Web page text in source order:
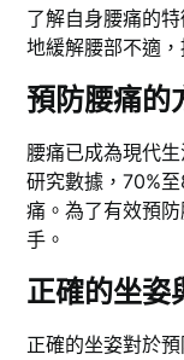
了解自身腰痛的
地緩解腰部不適
預防腰痛的
腰痛已成為現代
研究數據，70%
痛。為了有效預
手。
正確的坐姿
正確的坐姿對於